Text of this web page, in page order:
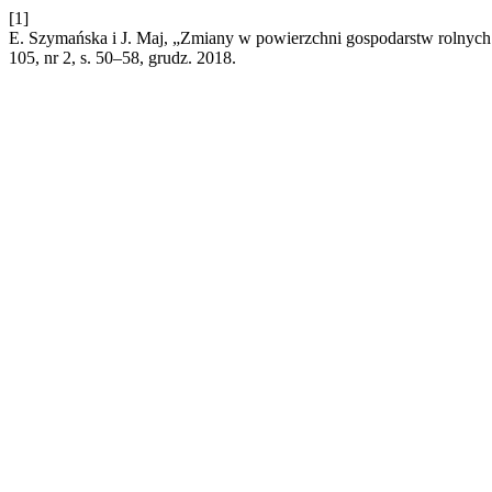
[1]
E. Szymańska i J. Maj, „Zmiany w powierzchni gospodarstw
105, nr 2, s. 50–58, grudz. 2018.